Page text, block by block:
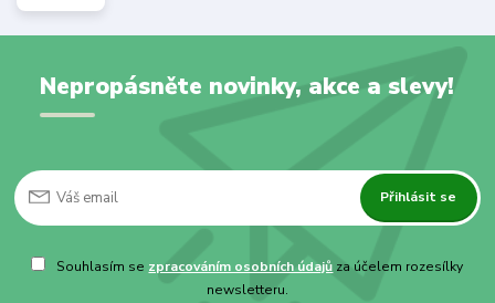
Nepropásněte novinky, akce a slevy!
Přihlásit se
Souhlasím se zpracováním osobních údajů za účelem rozesílky
newsletteru.